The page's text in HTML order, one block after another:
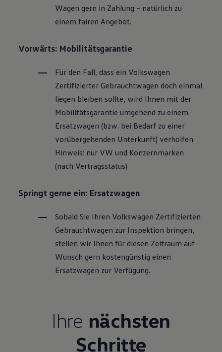
Wagen gern in Zahlung – natürlich zu
einem fairen Angebot.
Vorwärts: Mobilitätsgarantie
Für den Fall, dass ein Volkswagen
Zertifizierter Gebrauchtwagen doch einmal
liegen bleiben sollte, wird Ihnen mit der
Mobilitätsgarantie umgehend zu einem
Ersatzwagen (bzw. bei Bedarf zu einer
vorübergehenden Unterkunft) verholfen.
Hinweis: nur VW und Konzernmarken
(nach Vertragsstatus)
Springt gerne ein: Ersatzwagen
Sobald Sie Ihren Volkswagen Zertifizierten
Gebrauchtwagen zur Inspektion bringen,
stellen wir Ihnen für diesen Zeitraum auf
Wunsch gern kostengünstig einen
Ersatzwagen zur Verfügung.
Ihre nächsten
Schritte